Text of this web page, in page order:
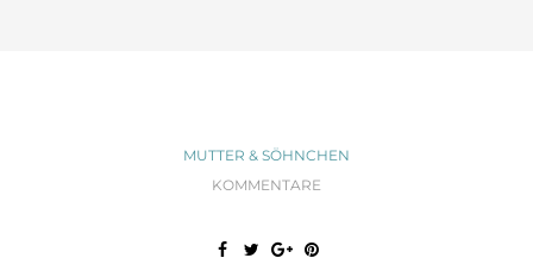
MUTTER & SÖHNCHEN
KOMMENTARE